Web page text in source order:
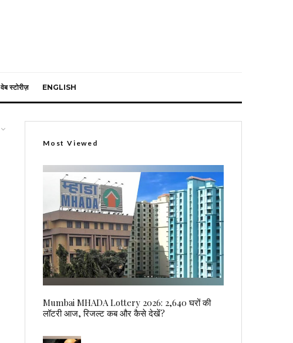
वेब स्टोरीज़ ENGLISH
Most Viewed
Mumbai MHADA Lottery 2026: 2,640 घरों की
लॉटरी आज, रिजल्ट कब और कैसे देखें?